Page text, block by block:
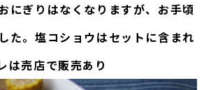
にぎりはなくなりますが、お手頃
た。塩コショウはセットに含まれ
は売店で販売あり